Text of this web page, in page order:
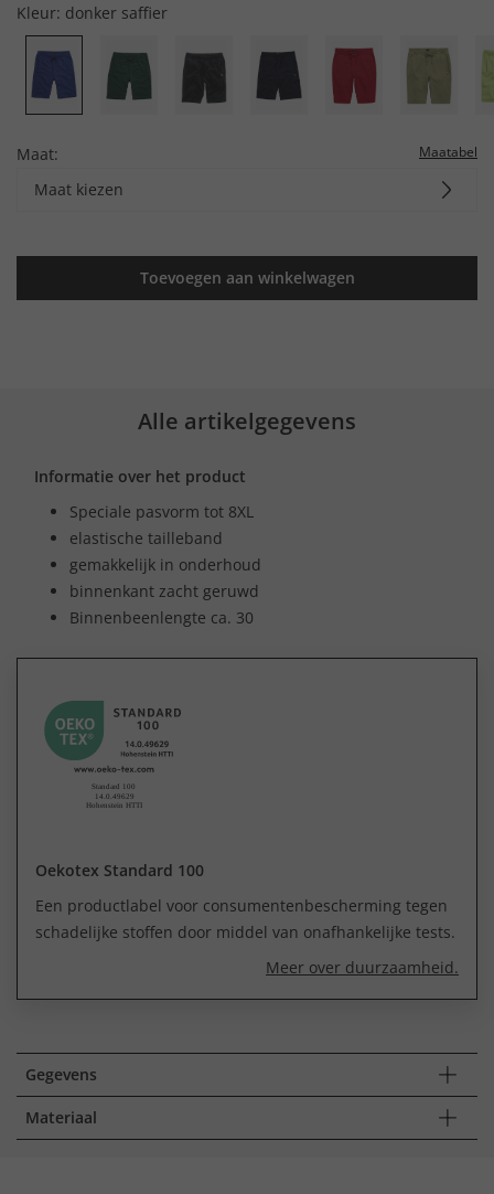
Kleur: donker saffier
Maat: Maatabel
Maat kiezen
Toevoegen aan winkelwagen
Alle artikelgegevens
Informatie over het product
Speciale pasvorm tot 8XL
elastische tailleband
gemakkelijk in onderhoud
binnenkant zacht geruwd
Binnenbeenlengte ca. 30
Oekotex Standard 100
Een productlabel voor consumentenbescherming tegen
schadelijke stoffen door middel van onafhankelijke tests.
Meer over duurzaamheid.
Gegevens
Materiaal